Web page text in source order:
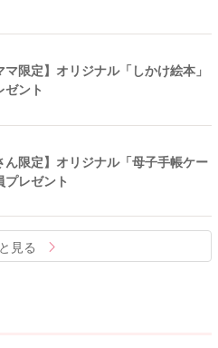
マ限定】オリジナル「しかけ絵本」
ゼント
ん限定】オリジナル「母子手帳ケー
プレゼント
見る